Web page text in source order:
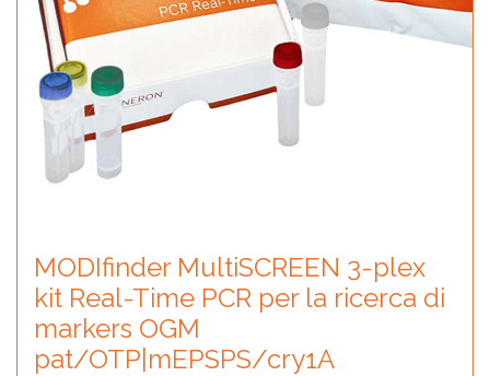
MODIfinder MultiSCREEN 3-plex
kit Real-Time PCR per la ricerca di
markers OGM
pat/OTP|mEPSPS/cry1A